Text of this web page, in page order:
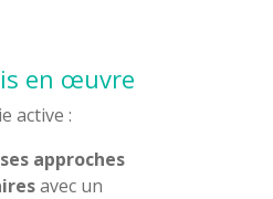
en œuvre
active :
approches
avec un